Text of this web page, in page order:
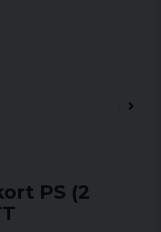
PS (2